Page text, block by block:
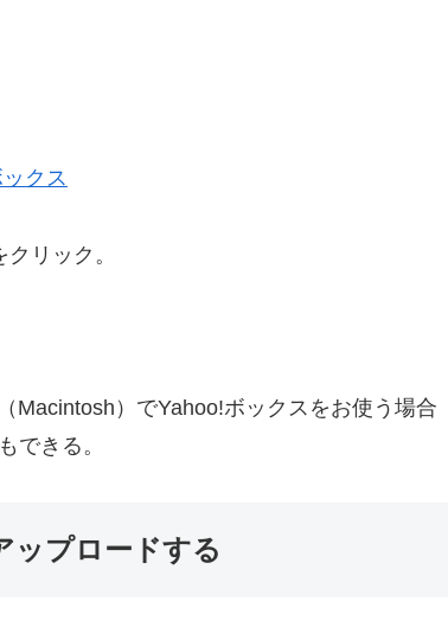
リック。
）でYahoo!ボックスをお使う場合
できる。
ップロードする